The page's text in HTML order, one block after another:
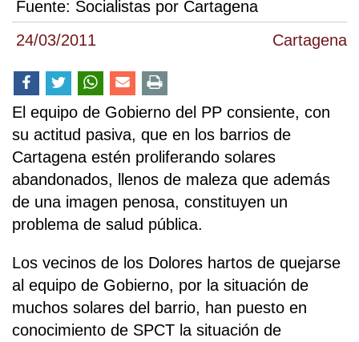
24/03/2011 Cartagena
Fuente: Socialistas por Cartagena
El equipo de Gobierno del PP consiente, con
su actitud pasiva, que en los barrios de
Cartagena estén proliferando solares
abandonados, llenos de maleza que además
de una imagen penosa, constituyen un
problema de salud pública.
Los vecinos de los Dolores hartos de quejarse
al equipo de Gobierno, por la situación de
muchos solares del barrio, han puesto en
conocimiento de SPCT la situación de